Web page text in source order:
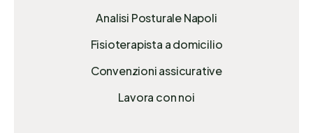
Analisi Posturale Napoli
Fisioterapista a domicilio
Convenzioni assicurative
Lavora con noi